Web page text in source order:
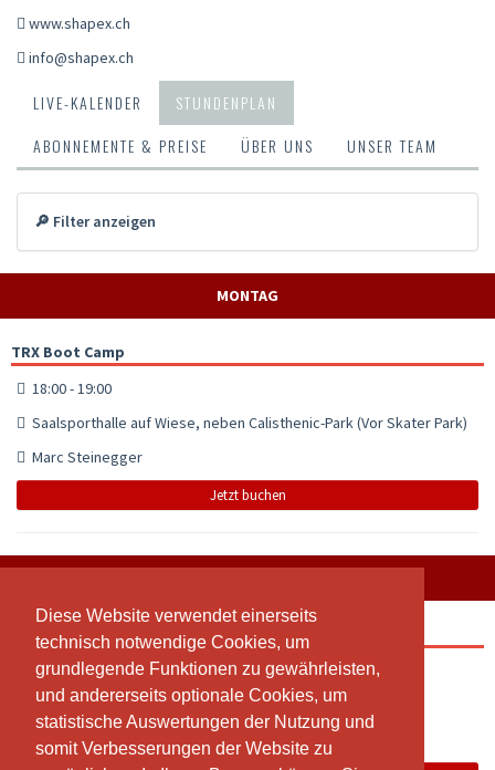
Diese Website verwendet einerseits
technisch notwendige Cookies, um
grundlegende Funktionen zu gewährleisten,
und andererseits optionale Cookies, um
statistische Auswertungen der Nutzung und
somit Verbesserungen der Website zu
Diese Website verwendet einerseits
technisch notwendige Cookies, um
grundlegende Funktionen zu gewährleisten,
und andererseits optionale Cookies, um
statistische Auswertungen der Nutzung und
somit Verbesserungen der Website zu
www.shapex.ch
info@shapex.ch
LIVE-KALENDER
STUNDENPLAN
ABONNEMENTE & PREISE
ÜBER UNS UNSER TEAM
🔎 Filter anzeigen
MONTAG
TRX Boot Camp
18:00 - 19:00
Saalsporthalle auf Wiese, neben Calisthenic-Park (Vor Skater Park)
Marc Steinegger
Jetzt buchen
Kompensationsstunde
22:00 - 23:00
Entenhausen
Marc Steinegger